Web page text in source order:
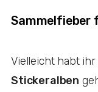
Sammelfieber
Vielleicht habt
Stickeralben